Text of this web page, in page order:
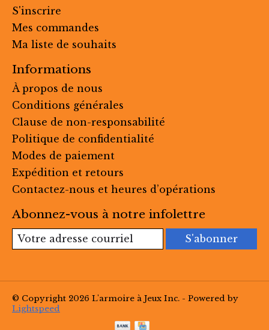
S'inscrire
Mes commandes
Ma liste de souhaits
Informations
À propos de nous
Conditions générales
Clause de non-responsabilité
Politique de confidentialité
Modes de paiement
Expédition et retours
Contactez-nous et heures d’opérations
Abonnez-vous à notre infolettre
S'abonner
© Copyright 2026 L'armoire à Jeux Inc. - Powered by
Lightspeed